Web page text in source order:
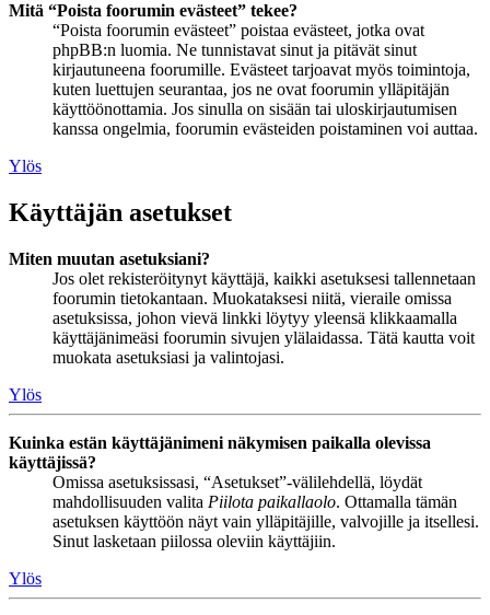
Mitä “Poista foorumin evästeet” tekee?
“Poista foorumin evästeet” poistaa evästeet, jotka ovat
phpBB:n luomia. Ne tunnistavat sinut ja pitävät sinut
kirjautuneena foorumille. Evästeet tarjoavat myös toimintoja,
kuten luettujen seurantaa, jos ne ovat foorumin ylläpitäjän
käyttöönottamia. Jos sinulla on sisään tai uloskirjautumisen
kanssa ongelmia, foorumin evästeiden poistaminen voi auttaa.
Ylös
Käyttäjän asetukset
Miten muutan asetuksiani?
Jos olet rekisteröitynyt käyttäjä, kaikki asetuksesi tallennetaan
foorumin tietokantaan. Muokataksesi niitä, vieraile omissa
asetuksissa, johon vievä linkki löytyy yleensä klikkaamalla
käyttäjänimeäsi foorumin sivujen ylälaidassa. Tätä kautta voit
muokata asetuksiasi ja valintojasi.
Ylös
Kuinka estän käyttäjänimeni näkymisen paikalla olevissa
käyttäjissä?
Omissa asetuksissasi, “Asetukset”-välilehdellä, löydät
mahdollisuuden valita Piilota paikallaolo. Ottamalla tämän
asetuksen käyttöön näyt vain ylläpitäjille, valvojille ja itsellesi.
Sinut lasketaan piilossa oleviin käyttäjiin.
Ylös